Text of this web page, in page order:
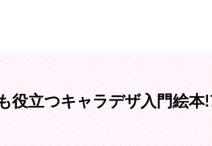
役立つキャラデザ入門絵本